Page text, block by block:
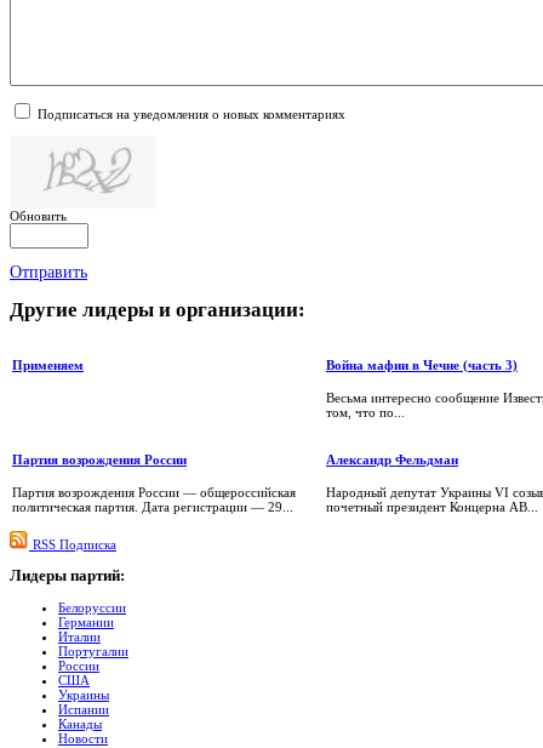
Подписаться на уведомления о новых комментариях
Обновить
Отправить
Другие лидеры и организации:
Применяем Война мафии в Чечне (часть 3)
Весьма интересно сообщение
том, что по...
Партия возрождения России
Партия возрождения России — общероссийская
политическая партия. Дата регистрации — 29...
Александр Фельдман
Народный депутат Украины VI
почетный президент Концерна АВ...
RSS Подписка
Лидеры партий:
Белоруссии
Германии
Италии
Португалии
России
США
Украины
Испании
Канады
Новости